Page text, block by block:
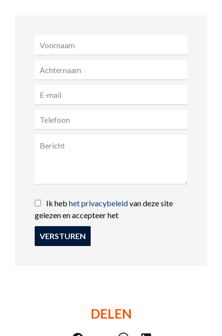
Ik heb het privacybeleidvan deze site
gelezen en accepteer het
VERSTUREN
DELEN